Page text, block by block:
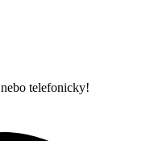
telefonicky!